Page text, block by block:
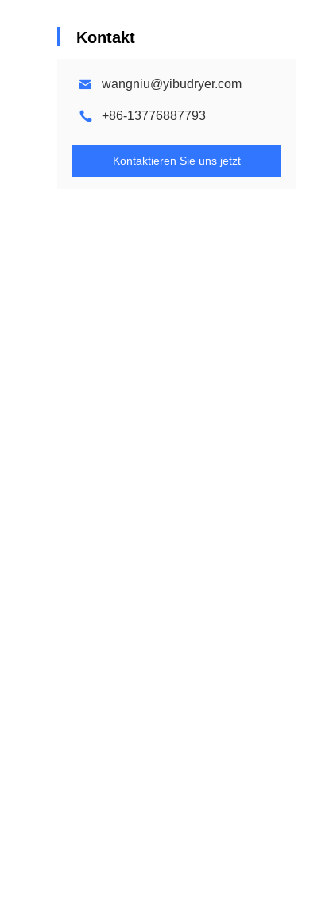
Kontakt
wangniu@yibudryer.com
+86-13776887793
Kontaktieren Sie uns jetzt